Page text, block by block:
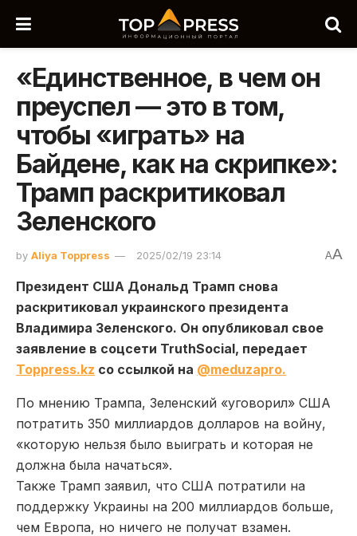
«Единственное, в чем он
преуспел — это в том,
чтобы «играть» на
Байдене, как на скрипке»:
Трамп раскритиковал
Зеленского
by Aliya Toppress 2025/02/19 23:14 AA
Президент США Дональд Трамп снова
раскритиковал украинского президента
Владимира Зеленского. Он опубликовал свое
заявление в соцсети TruthSocial, передает
Toppress.kz со ссылкой на @meduzapro.
По мнению Трампа, Зеленский «уговорил» США
потратить 350 миллиардов долларов на войну,
«которую нельзя было выиграть и которая не
должна была начаться».
Также Трамп заявил, что США потратили на
поддержку Украины на 200 миллиардов больше,
чем Европа, но ничего не получат взамен.